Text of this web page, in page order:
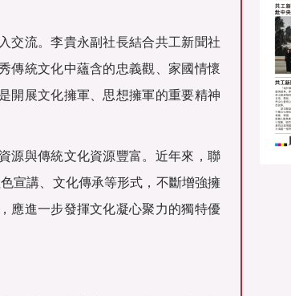
交流。李貴永副社長結合共工新聞社
傳統文化中蘊含的忠義觀、家國情懷
開展文化擁軍、思想擁軍的重要精神
源與傳統文化資源豐富。近年來，聯
宣講、文化傳承等形式，不斷增強擁
應進一步發揮文化凝心聚力的獨特優